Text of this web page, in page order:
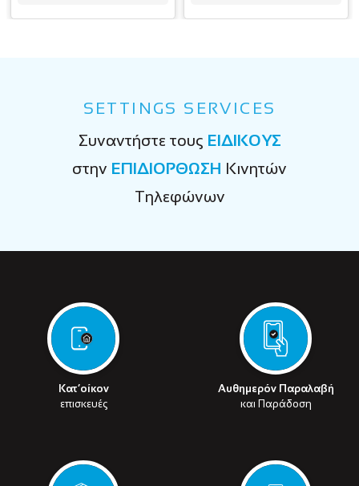
SETTINGS SERVICES
Συναντήστε τους ΕΙΔΙΚΟΥΣ
στην ΕΠΙΔΙΟΡΘΩΣΗ Κινητών
Τηλεφώνων
Κατ’οίκον
επισκευές
Αυθημερόν Παραλαβή
και Παράδοση